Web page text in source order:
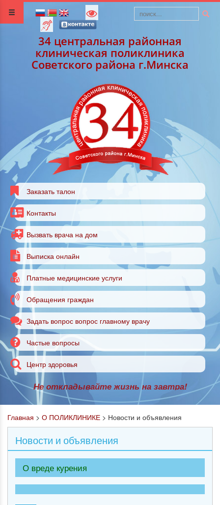
34 центральная районная
клиническая поликлиника
Советского района г.Минска
Заказать талон
Контакты
Вызвать врача на дом
Выписка онлайн
Платные медицинские услуги
Обращения граждан
Задать вопрос вопрос главному врачу
Частые вопросы
Центр здоровья
Не откладывайте жизнь на завтра!
Главная > О ПОЛИКЛИНИКЕ > Новости и объявления
Новости и объявления
О вреде курения